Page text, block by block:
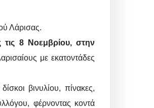
Λάρισας.
8 Νοεμβρίου, στην
με εκατοντάδες
βινυλίου, πίνακες,
φέρνοντας κοντά